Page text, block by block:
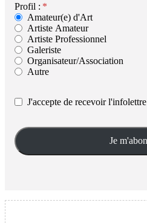
Profil :
Amateur(e) d'Art
Artiste Amateur
Artiste Professionnel
Galeriste
Organisateur/Association
Autre
J'accepte de recevoir l'infolettre